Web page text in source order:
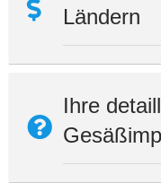
Ländern
Ihre